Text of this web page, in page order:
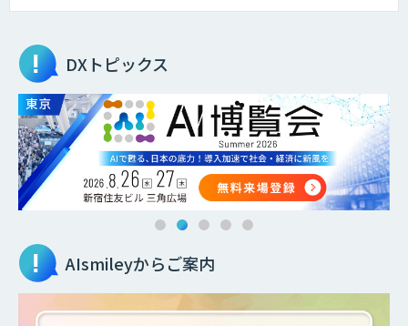
DXトピックス
AIsmileyからご案内